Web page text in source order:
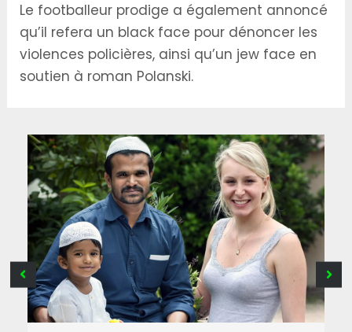
Le footballeur prodige a également annoncé
qu’il refera un black face pour dénoncer les
violences policières, ainsi qu’un jew face en
soutien à roman Polanski.